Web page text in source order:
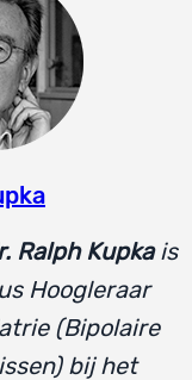
Ralph Kupkais
Hoogleraar
(Bipolaire
bij het